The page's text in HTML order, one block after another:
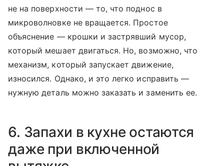
не на поверхности — то, что поднос в
микроволновке не вращается. Простое
объяснение — крошки и застрявший мусор,
который мешает двигаться. Но, возможно, что
механизм, который запускает движение,
износился. Однако, и это легко исправить —
нужную деталь можно заказать и заменить ее.
6. Запахи в кухне остаются
даже при включенной